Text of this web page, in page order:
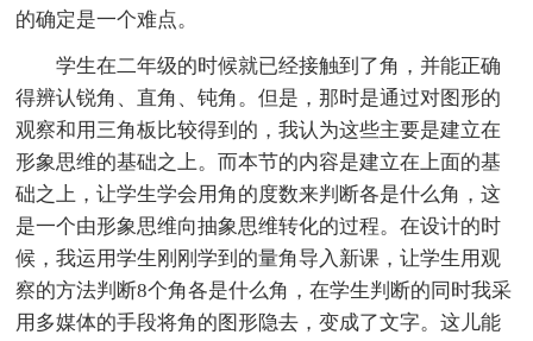
的确定是一个难点。
学生在二年级的时候就已经接触到了角，并能正确
得辨认锐角、直角、钝角。但是，那时是通过对图形的
观察和用三角板比较得到的，我认为这些主要是建立在
形象思维的基础之上。而本节的内容是建立在上面的基
础之上，让学生学会用角的度数来判断各是什么角，这
是一个由形象思维向抽象思维转化的过程。在设计的时
候，我运用学生刚刚学到的量角导入新课，让学生用观
察的方法判断8个角各是什么角，在学生判断的同时我采
用多媒体的手段将角的图形隐去，变成了文字。这儿能